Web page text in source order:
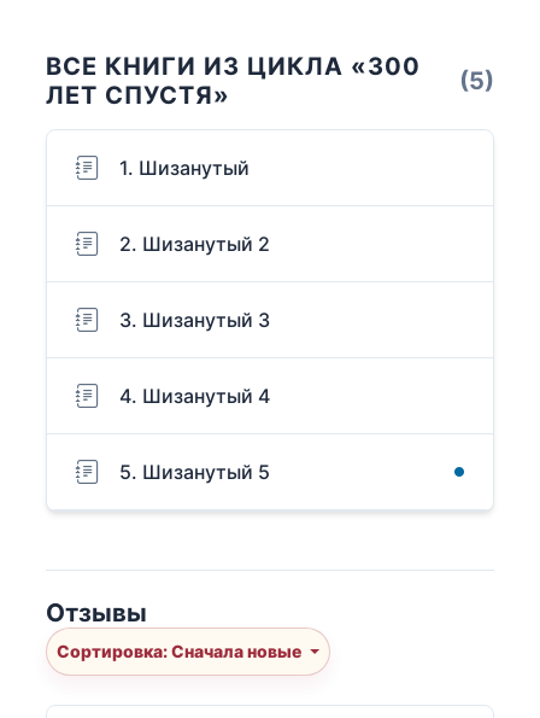
ВСЕ КНИГИ ИЗ ЦИКЛА «300
ЛЕТ СПУСТЯ»
(5)
1. Шизанутый
2. Шизанутый 2
3. Шизанутый 3
4. Шизанутый 4
5. Шизанутый 5
Отзывы
Сортировка: Сначала новые